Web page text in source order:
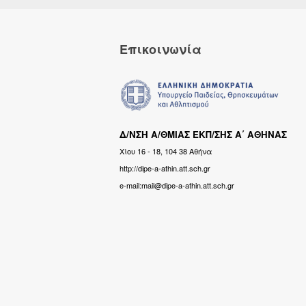
Επικοινωνία
Δ/ΝΣΗ Α/ΘΜΙΑΣ ΕΚΠ/ΣΗΣ Α΄ ΑΘΗΝΑΣ
Χίου 16 - 18, 104 38 Αθήνα
http://dipe-a-athin.att.sch.gr
e-mail:mail@dipe-a-athin.att.sch.gr